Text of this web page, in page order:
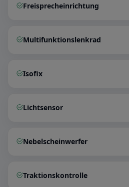
Freisprecheinrichtung
Multifunktionslenkrad
Isofix
Lichtsensor
Nebelscheinwerfer
Traktionskontrolle